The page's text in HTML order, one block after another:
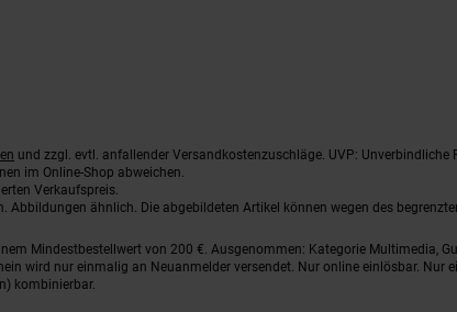
und zzgl. evtl. anfallender Versandkostenzuschläge. UVP: Unverbindliche
im Online-Shop abweichen.
Verkaufspreis.
ähnlich. Die abgebildeten Artikel können wegen des
Mindestbestellwert von 200 €. Ausgenommen: Kategorie Multimedia,
wird nur einmalig an Neuanmelder versendet. Nur online einlösbar. Nur
kombinierbar.